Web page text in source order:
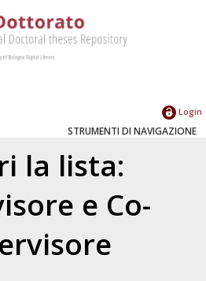
Login
STRUMENTI DI NAVIGAZIONE
la lista:
e Co-